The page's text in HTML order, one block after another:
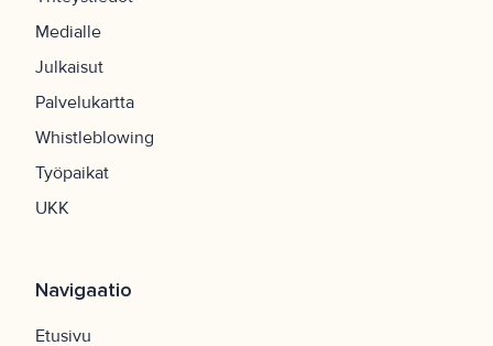
Medialle
Julkaisut
Palvelukartta
Whistleblowing
Työpaikat
UKK
Navigaatio
Etusivu